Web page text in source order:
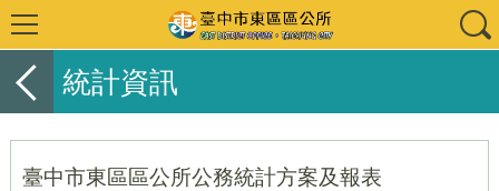
統計資訊
臺中市東區區公所公務統計方案及報表